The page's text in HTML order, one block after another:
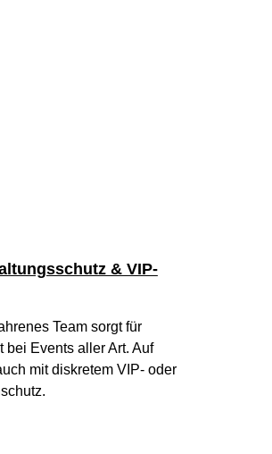
& VIP-
Team sorgt für
bei Events aller Art. Auf
mit diskretem VIP- oder